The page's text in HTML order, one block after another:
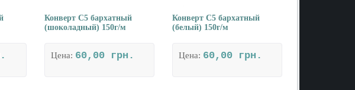
Конверт С5 бархатный
(шоколадный) 150г/м
Цена: 60,00 грн.
Конверт С5 бархатный
(белый) 150г/м
Цена: 60,00 грн.